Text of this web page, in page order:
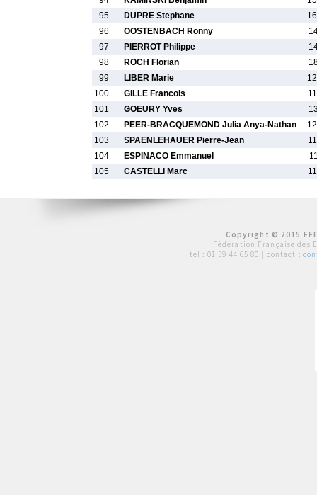
95
DUPRE Stephane
96
OOSTENBACH Ronny
97
PIERROT Philippe
98
ROCH Florian
99
LIBER Marie
100
GILLE Francois
101
GOEURY Yves
102
PEER-BRACQUEMOND Julia Anya-Nathan
103
SPAENLEHAUER Pierre-Jean
104
ESPINACO Emmanuel
105
CASTELLI Marc
Copyright © 2015
Fédération Française des
tél : 01 39 44 65 80 | contact :